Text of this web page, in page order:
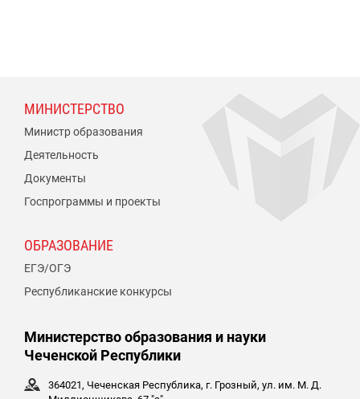
МИНИСТЕРСТВО
Министр образования
Деятельность
Документы
Госпрограммы и проекты
ОБРАЗОВАНИЕ
ЕГЭ/ОГЭ
Республиканские конкурсы
Министерство образования и науки
Чеченской Республики
364021, Чеченская Республика, г. Грозный, ул. им. М. Д.